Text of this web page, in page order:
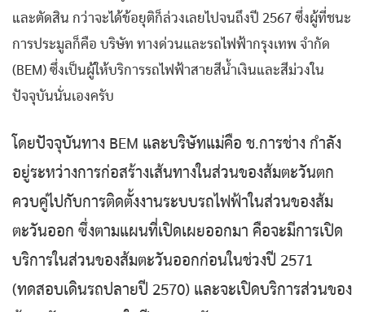
และตัดสิน กว่าจะได้ข้อยุติก็ล่วงเลยไปจนถึงปี 2567 ซึ่งผู้ที่ชนะ
การประมูลก็คือ บริษัท ทางด่วนและรถไฟฟ้ากรุงเทพ จำกัด
(BEM) ซึ่งเป็นผู้ให้บริการรถไฟฟ้าสายสีน้ำเงินและสีม่วงใน
ปัจจุบันนั่นเองครับ
โดยปัจจุบันทาง BEM และบริษัทแม่คือ ช.การช่าง กำลัง
อยู่ระหว่างการก่อสร้างเส้นทางในส่วนของส้มตะวันตก
ควบคู่ไปกับการติดตั้งงานระบบรถไฟฟ้าในส่วนของส้ม
ตะวันออก ซึ่งตามแผนที่เปิดเผยออกมา คือจะมีการเปิด
บริการในส่วนของส้มตะวันออกก่อนในช่วงปี 2571
(ทดสอบเดินรถปลายปี 2570) และจะเปิดบริการส่วนของ